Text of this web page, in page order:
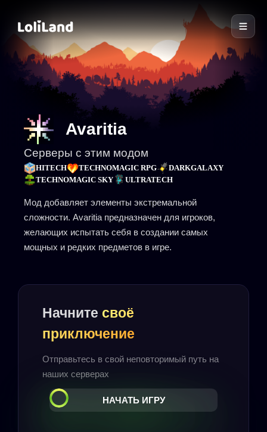
LoliLand
Avaritia
Серверы с этим модом
HITECH TECHNOMAGIC RPG
DARKGALAXY
TECHNOMAGIC SKY
ULTRATECH
Мод добавляет элементы экстремальной
сложности. Avaritia предназначен для игроков,
желающих испытать себя в создании самых
мощных и редких предметов в игре.
Начните своё
приключение
Отправьтесь в свой неповторимый путь на
наших серверах
НАЧАТЬ ИГРУ